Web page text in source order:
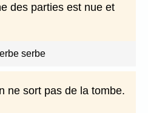
des parties est nue et
serbe
ne sort pas de la tombe.